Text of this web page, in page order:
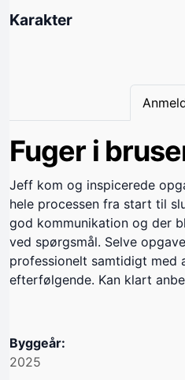
Karakter
Fuger i
Jeff kom og inspicerede
hele processen fra start til
god kommunikation og der
ved spørgsmål. Selve
professionelt samtidigt med
efterfølgende. Kan klart
Byggeår:
2025